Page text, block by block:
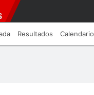
Resultados Calendario